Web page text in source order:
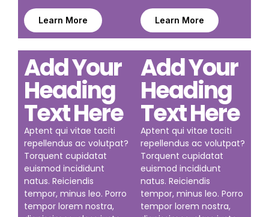
Learn More Learn More
Add Your
Heading
Text Here
Aptent qui vitae taciti
repellendus ac volutpat?
Torquent cupidatat
euismod incididunt
natus. Reiciendis
tempor, minus leo. Porro
tempor lorem nostra,
Add Your
Heading
Text Here
Aptent qui vitae taciti
repellendus ac volutpat?
Torquent cupidatat
euismod incididunt
natus. Reiciendis
tempor, minus leo. Porro
tempor lorem nostra,